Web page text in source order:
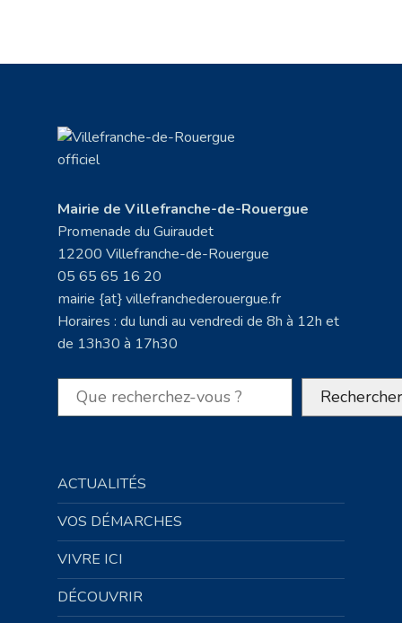
Mairie de Villefranche-de-Rouergue
Promenade du Guiraudet
12200 Villefranche-de-Rouergue
05 65 65 16 20
mairie {at} villefranchederouergue.fr
Horaires : du lundi au vendredi de 8h à 12h et
de 13h30 à 17h30
Rechercher Rechercher
ACTUALITÉS
VOS DÉMARCHES
VIVRE ICI
DÉCOUVRIR